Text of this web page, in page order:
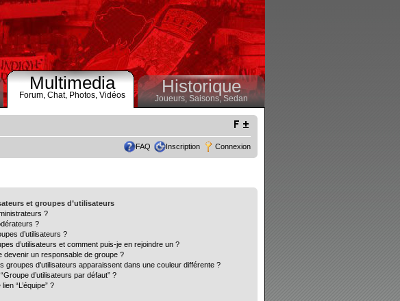
Multimedia
Forum, Chat, Photos, Vidéos Historique
Joueurs, Saisons,Sedan
FAQ Inscription Connexion
et groupes d’utilisateurs
?
?
d’utilisateurs ?
d’utilisateurs et comment puis-je en rejoindre un ?
devenir un responsable de groupe ?
groupes d’utilisateurs apparaissent dans une couleur différente ?
d’utilisateurs par défaut” ?
“L’équipe” ?